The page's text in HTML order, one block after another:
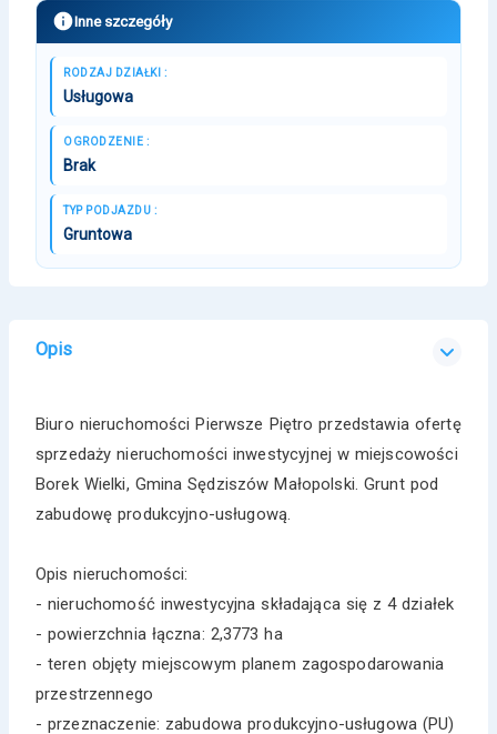
Inne szczegóły
RODZAJ DZIAŁKI :
Usługowa
OGRODZENIE :
Brak
TYP PODJAZDU :
Gruntowa
Opis
Biuro nieruchomości Pierwsze Piętro przedstawia ofertę
sprzedaży nieruchomości inwestycyjnej w miejscowości
Borek Wielki, Gmina Sędziszów Małopolski. Grunt pod
zabudowę produkcyjno-usługową.
Opis nieruchomości:
- nieruchomość inwestycyjna składająca się z 4 działek
- powierzchnia łączna: 2,3773 ha
- teren objęty miejscowym planem zagospodarowania
przestrzennego
- przeznaczenie: zabudowa produkcyjno-usługowa (PU)